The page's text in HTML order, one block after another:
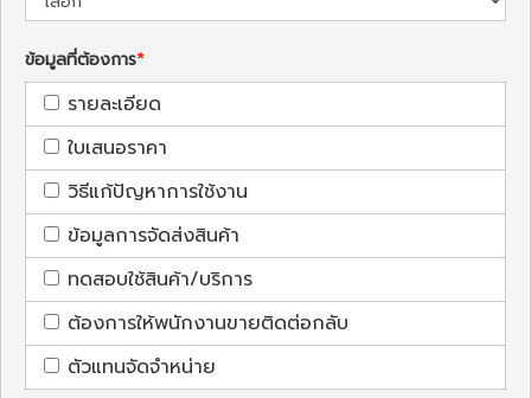
ข้อมูลที่ต้องการ
รายละเอียด
ใบเสนอราคา
วิธีแก้ปัญหาการใช้งาน
ข้อมูลการจัดส่งสินค้า
ทดสอบใช้สินค้า/บริการ
ต้องการให้พนักงานขายติดต่อกลับ
ตัวแทนจัดจำหน่าย